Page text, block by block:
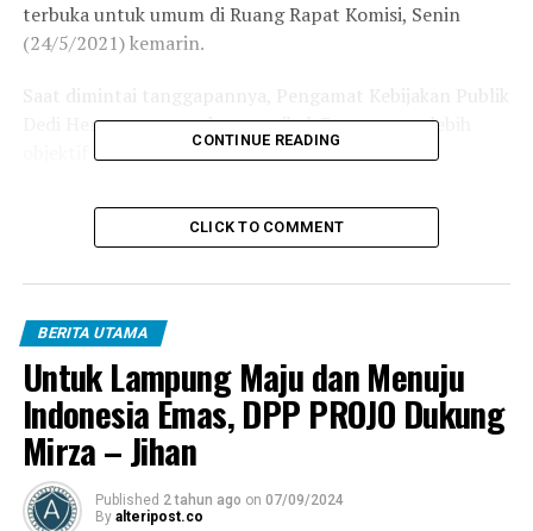
terbuka untuk umum di Ruang Rapat Komisi, Senin
(24/5/2021) kemarin.
Saat dimintai tanggapannya, Pengamat Kebijakan Publik
Dedi Hermawan mendorong pihak Pansus agar lebih
objektif dan kritis dalam membedah
Organisasi Perangkat Daerah (OPD) dalam pengelolaan
Tahun Anggaran (TA) 2020.
“Saya mendorong pihak Pansus agar lebih kritis dan
objektif untuk membedah pertanggungjawaban
Eksekutif, dalam pengelolaan TA 2020 kemarin,” kata
Dedi, Selasa (25/05/2021).
Menurutnya, Pansus harus berkerja sesuai kedudukan
dan tupoksinya, ini dilakukan demi pembangunan
daerah yang berpihak pada Rakyat Lampung. Oleh
karena itu, ia menyarankan agar masyarakat sebaiknya
CONTINUE READING
CLICK TO COMMENT
BERITA UTAMA
Untuk Lampung Maju dan Menuju
Indonesia Emas, DPP PROJO Dukung
Mirza – Jihan
Published 2 tahun ago on 07/09/2024
By alteripost.co